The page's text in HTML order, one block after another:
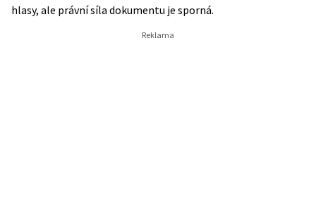
hlasy, ale právní síla dokumentu je sporná.